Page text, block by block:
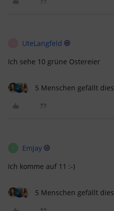
UteLangfeld
Ich sehe 10 grüne Ostereier
5 Menschen gefällt dies
EmJay
Ich komme auf 11 :-)
5 Menschen gefällt dies